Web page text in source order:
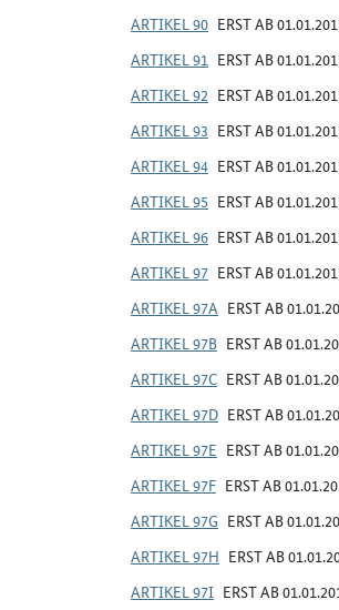
ARTIKEL 90 ERST AB
ARTIKEL 91 ERST AB
ARTIKEL 92 ERST AB
ARTIKEL 93 ERST AB
ARTIKEL 94 ERST AB
ARTIKEL 95 ERST AB
ARTIKEL 96 ERST AB
ARTIKEL 97 ERST AB
ARTIKEL 97A ERST AB
ARTIKEL 97B ERST AB
ARTIKEL 97C ERST AB
ARTIKEL 97D ERST AB
ARTIKEL 97E ERST AB
ARTIKEL 97F ERST AB
ARTIKEL 97G ERST AB
ARTIKEL 97H ERST AB
ARTIKEL 97I ERST AB